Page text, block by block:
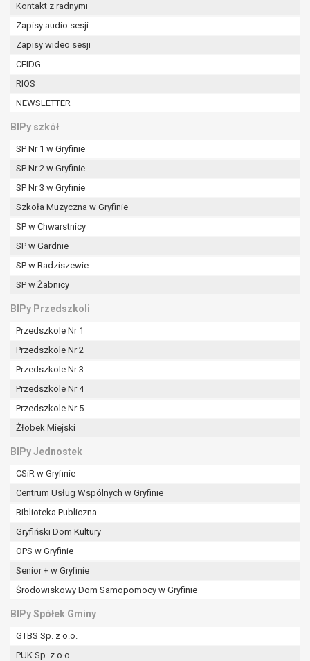
Kontakt z radnymi
Zapisy audio sesji
Zapisy wideo sesji
CEIDG
RIOS
NEWSLETTER
BIPy szkół
SP Nr 1 w Gryfinie
SP Nr 2 w Gryfinie
SP Nr 3 w Gryfinie
Szkoła Muzyczna w Gryfinie
SP w Chwarstnicy
SP w Gardnie
SP w Radziszewie
SP w Żabnicy
BIPy Przedszkoli
Przedszkole Nr 1
Przedszkole Nr 2
Przedszkole Nr 3
Przedszkole Nr 4
Przedszkole Nr 5
Żłobek Miejski
BIPy Jednostek
CSiR w Gryfinie
Centrum Usług Wspólnych w Gryfinie
Biblioteka Publiczna
Gryfiński Dom Kultury
OPS w Gryfinie
Senior + w Gryfinie
Środowiskowy Dom Samopomocy w Gryfinie
BIPy Spółek Gminy
GTBS Sp. z o.o.
PUK Sp. z o.o.
obrony roszczeń.
W przypadku gdy przetwarzanie danych
cofnięcia tej zgody w dowolnym momencie.
Cofnięcie to nie ma wpływu na zgodność
zgody przed jej cofnięciem.
Przysługuje Pani/Panu prawo wniesienia skargi do
organu nadzorczego na niezgodne z prawem
przez administratora.
Organem właściwym do wniesienia skargi jest
Prezes Urzędu Ochrony Danych Osobowych.
W zależności od sfery, w której przetwarzane są
dobrowolne albo jest wymogiem ustawowym lub
umownym.
zautomatyzowanemu podejmowaniu decyzji, w
tym również profilowaniu.